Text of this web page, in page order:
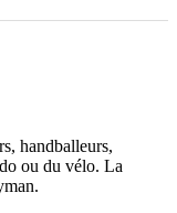
handballeurs,
ou du vélo. La